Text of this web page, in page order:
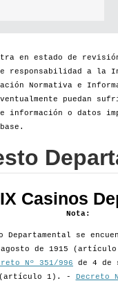
en estado de
responsabilidad a la
Normativa e
puedan
o datos
Casinos
Nota:
Departamental se
agosto de 1915
Nº 351/996 de 4 de
(artículo 1). - Decreto